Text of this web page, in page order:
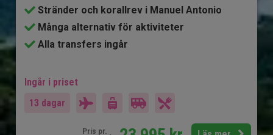
Stränder och korallrev i Manuel Antonio
Många alternativ för aktiviteter
Alla transfers ingår
Ingår i priset
13 dagar
Pris pr.